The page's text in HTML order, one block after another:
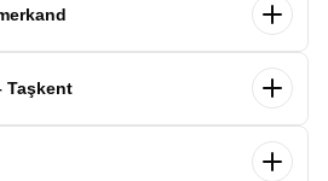
Varışımızla birlikte İpek Yolu'nun
Kalon Camii, Miri Arab
Hauz Kompleksi ve tarihi çarşıları
Buhara gezimizin ardından
Ünlü mutasavvıf Bahaddin
geziyoruz. Verilecek serbest
Taşkent
İlk durağımız Orta Asya'nın en